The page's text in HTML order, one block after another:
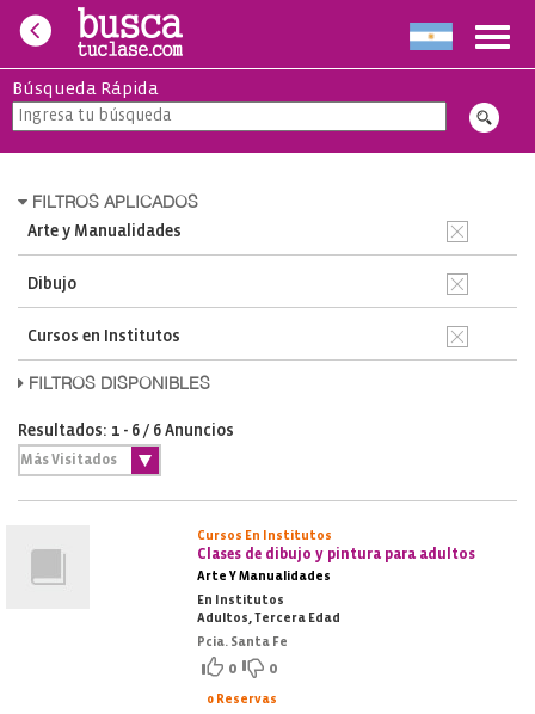
Búsqueda Rápida
FILTROS APLICADOS
Arte y Manualidades
Dibujo
Cursos en Institutos
FILTROS DISPONIBLES
Resultados: 1 - 6 / 6 Anuncios
Cursos En Institutos
Clases de dibujo y pintura para adultos
Arte Y Manualidades
En Institutos
Adultos, Tercera Edad
Pcia. Santa Fe
0 0
0 Reservas